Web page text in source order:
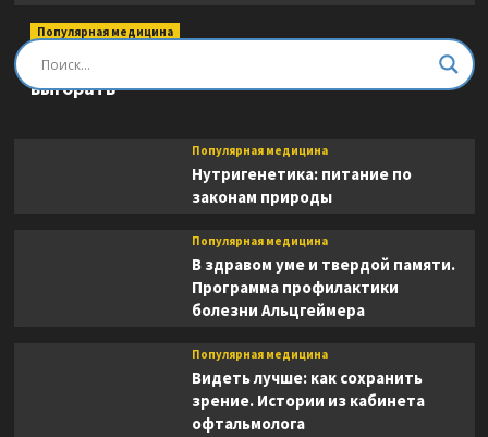
Популярная медицина
Быть врачом. Как помогать, развиваться и не
выгорать
Популярная медицина
Нутригенетика: питание по
законам природы
Популярная медицина
В здравом уме и твердой памяти.
Программа профилактики
болезни Альцгеймера
Популярная медицина
Видеть лучше: как сохранить
зрение. Истории из кабинета
офтальмолога